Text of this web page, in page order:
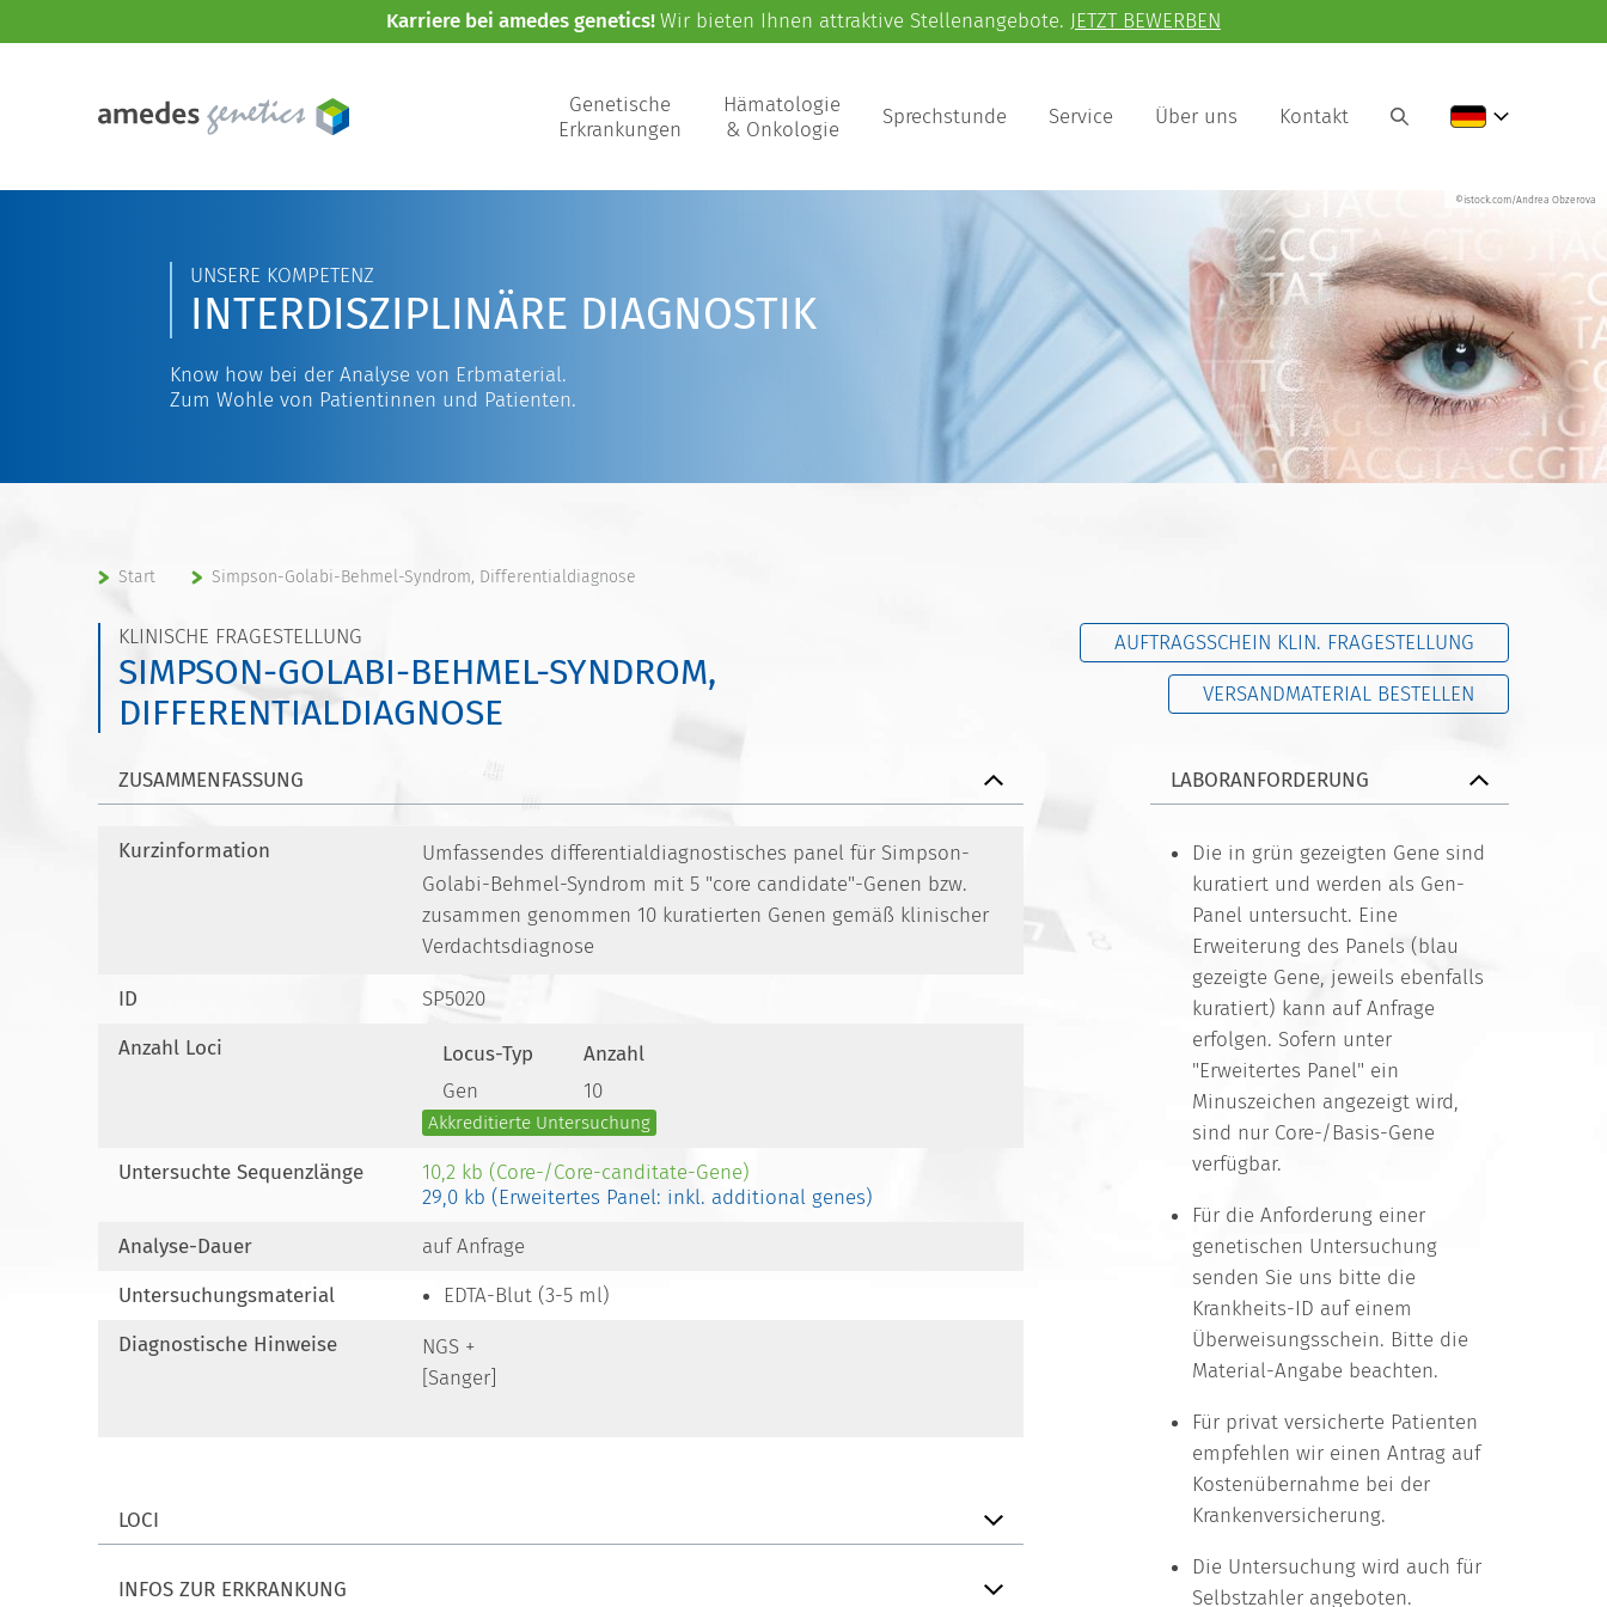
Karriere bei amedes genetics!Wir bieten Ihnen attraktive Stellenangebote. JETZT BEWERBEN
Genetische
Erkrankungen
Hämatologie
& Onkologie
Sprechstunde Service Über uns Kontakt
©istock.com/Andrea Obzerova
UNSERE KOMPETENZ
INTERDISZIPLINÄRE DIAGNOSTIK
Know how bei der Analyse von Erbmaterial.
Zum Wohle von Patientinnen und Patienten.
Start Simpson-Golabi-Behmel-Syndrom, Differentialdiagnose
KLINISCHE FRAGESTELLUNG
SIMPSON-GOLABI-BEHMEL-SYNDROM,
DIFFERENTIALDIAGNOSE
AUFTRAGSSCHEIN KLIN. FRAGESTELLUNG
VERSANDMATERIAL BESTELLEN
ZUSAMMENFASSUNG
Kurzinformation
Umfassendes differentialdiagnostisches panel für Simpson-
Golabi-Behmel-Syndrom mit 5 "core candidate"-Genen bzw.
zusammen genommen 10 kuratierten Genen gemäß klinischer
Verdachtsdiagnose
ID
SP5020
Anzahl Loci
Locus-Typ
Anzahl
Gen
10
Akkreditierte Untersuchung
Untersuchte Sequenzlänge
10,2 kb (Core-/Core-canditate-Gene)
29,0 kb (Erweitertes Panel: inkl. additional genes)
Analyse-Dauer
auf Anfrage
Untersuchungsmaterial
EDTA-Blut (3-5 ml)
Diagnostische Hinweise
NGS +
[Sanger]
LOCI
INFOS ZUR ERKRANKUNG
LABORANFORDERUNG
Die in grün gezeigten Gene sind
kuratiert und werden als Gen-
Panel untersucht. Eine
Erweiterung des Panels (blau
gezeigte Gene, jeweils ebenfalls
kuratiert) kann auf Anfrage
erfolgen. Sofern unter
"Erweitertes Panel" ein
Minuszeichen angezeigt wird,
sind nur Core-/Basis-Gene
verfügbar.
Für die Anforderung einer
genetischen Untersuchung
senden Sie uns bitte die
Krankheits-ID auf einem
Überweisungsschein. Bitte die
Material-Angabe beachten.
Für privat versicherte Patienten
empfehlen wir einen Antrag auf
Kostenübernahme bei der
Krankenversicherung.
Die Untersuchung wird auch für
Selbstzahler angeboten.